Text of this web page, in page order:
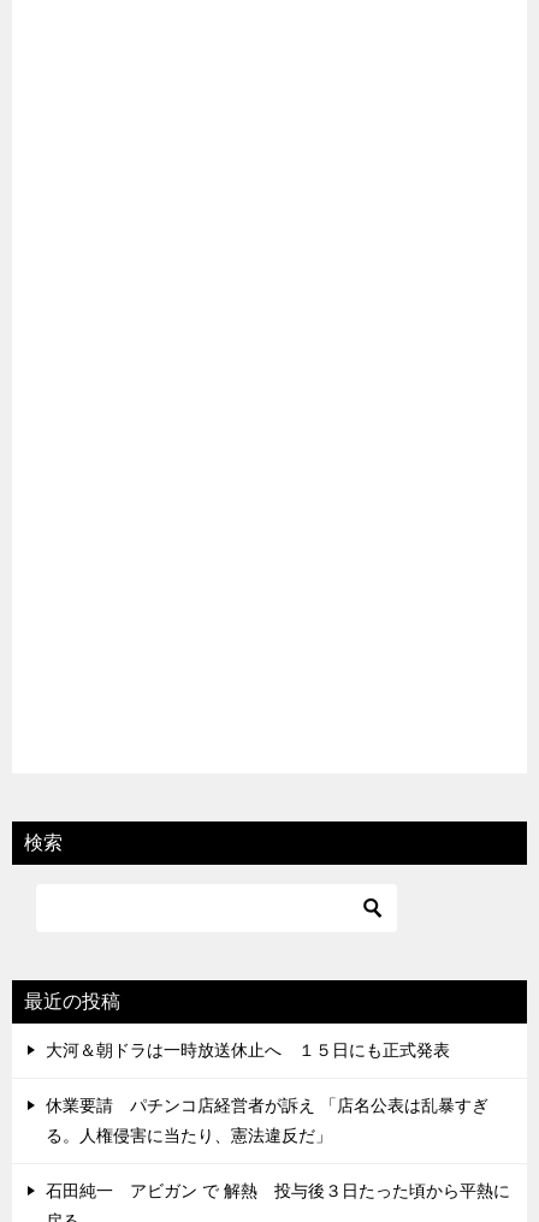
検索
最近の投稿
大河＆朝ドラは一時放送休止へ １５日にも正式発表
休業要請 パチンコ店経営者が訴え 「店名公表は乱暴すぎ
る。人権侵害に当たり、憲法違反だ」
石田純一 アビガン で 解熱 投与後３日たった頃から平熱に